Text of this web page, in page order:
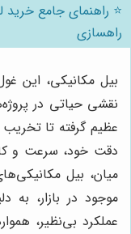
⭐️ راهنمای جامع
راهسازی
بیل مکانیکی، این
نقشی حیاتی در
عظیم گرفته تا
دقت خود، سرعت و
میان، بیل
موجود در بازار، به
عملکرد بی‌نظیر،